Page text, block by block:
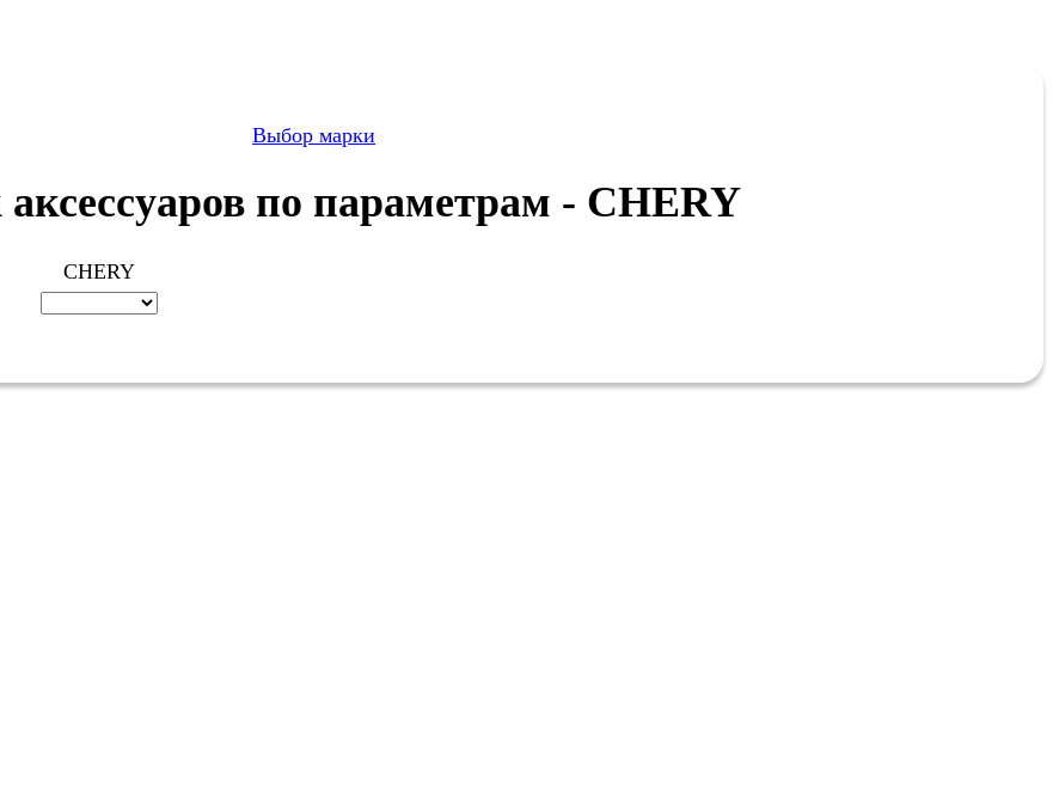
Выбор марки
по параметрам - CHERY
CHERY